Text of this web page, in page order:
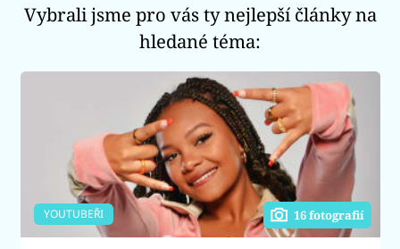
Vybrali jsme pro vás ty nejlepší články na
hledané téma:
YOUTUBEŘI 16 fotografií